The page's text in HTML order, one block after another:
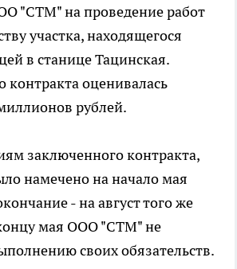
"СТМ" на проведение работ
участка, находящегося
в станице Тацинская.
контракта оценивалась
рублей.
заключенного контракта,
намечено на начало мая
- на август того же
мая ООО "СТМ" не
своих обязательств.